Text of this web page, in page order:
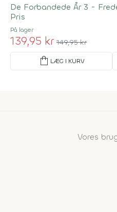
De Forbandede År 3 -
Pris
På lager
139,95 kr 149,95 kr
shopping_bag LÆG I KURV
Vores